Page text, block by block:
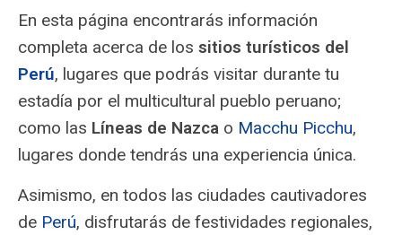
En esta página encontrarás información
completa acerca de los sitios turísticos del
Perú, lugares que podrás visitar durante tu
estadía por el multicultural pueblo peruano;
como las Líneas de Nazca o Macchu Picchu,
lugares donde tendrás una experiencia única.
Asimismo, en todos las ciudades cautivadores
de Perú, disfrutarás de festividades regionales,